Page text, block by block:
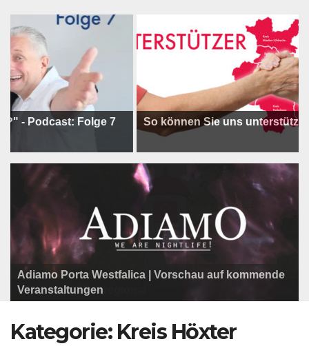
Folge 7 So können Sie uns unterstützen !
Programm der Komödie am Klosterplatz.
Litfaßsäule Überregional
Adiamo Porta Westfalica | Vorschau auf kommende
Veranstaltungen
Litfaßsäule Überregional
Tanzfest Bielefeld - 19. Juli bis 1. August 2026
Litfaßsäule Überregional
Kategorie: Kreis Höxter